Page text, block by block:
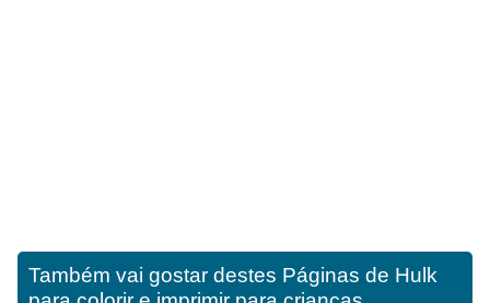
Também vai gostar destes Páginas de Hulk